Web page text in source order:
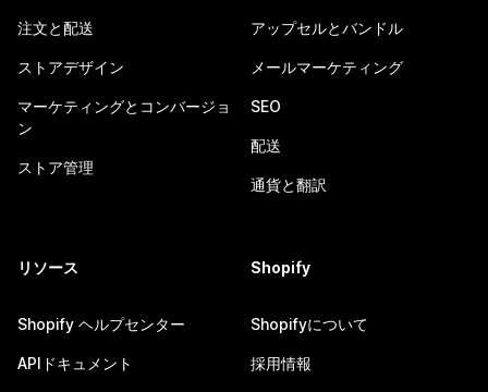
注文と配送
ストアデザイン
マーケティングとコンバージョ
ン
ストア管理
アップセルとバンドル
メールマーケティング
SEO
配送
通貨と翻訳
リソース
Shopify ヘルプセンター
APIドキュメント
Shopify
Shopifyについて
採用情報